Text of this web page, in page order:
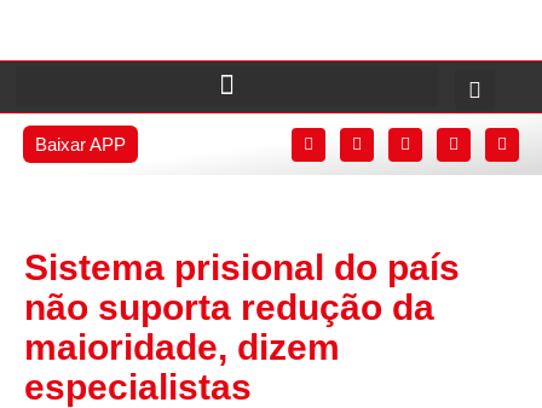
Baixar APP
Sistema prisional do país
não suporta redução da
maioridade, dizem
especialistas